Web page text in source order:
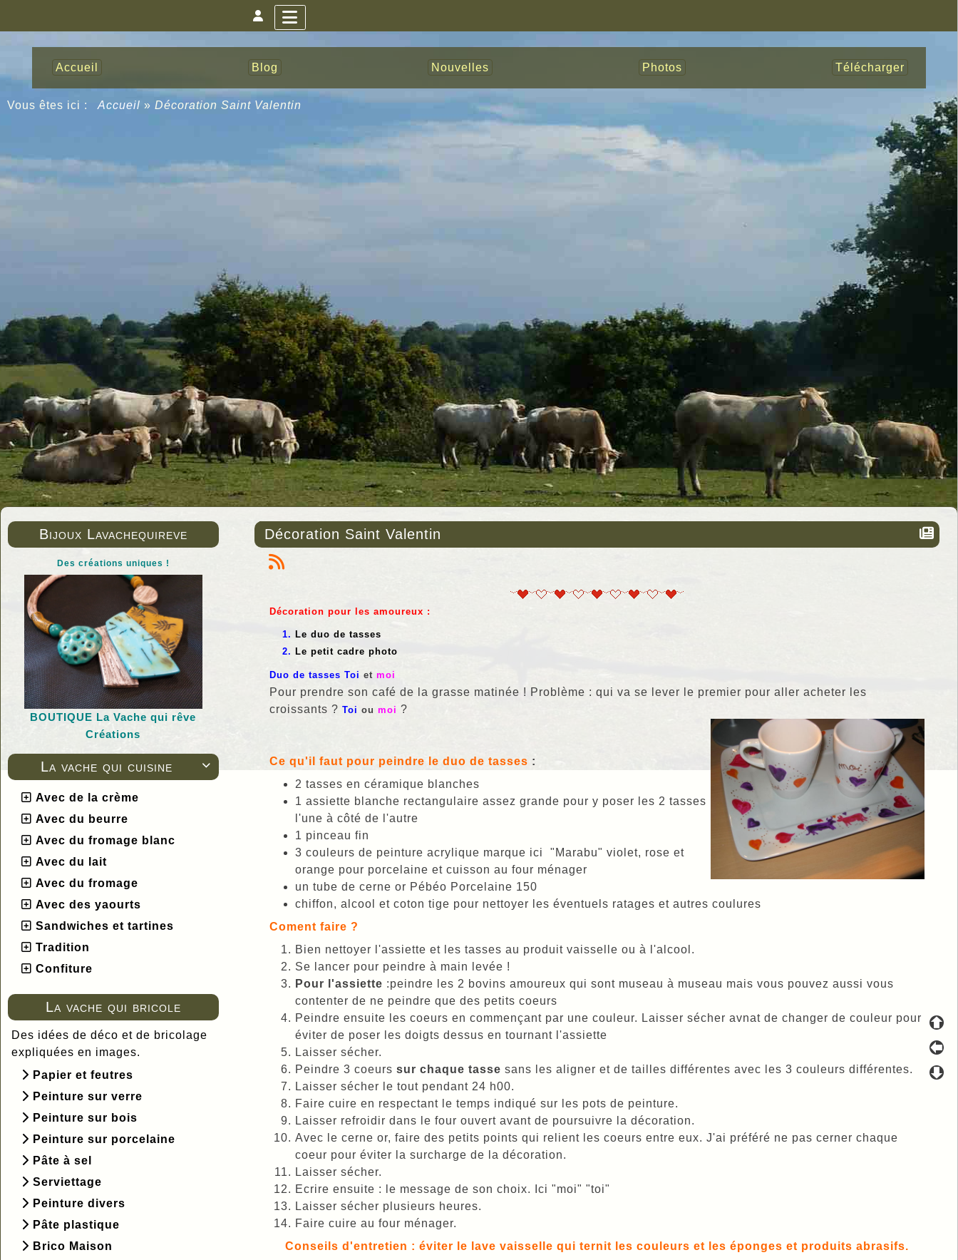
Accueil Blog Nouvelles Photos Télécharger
Vous êtes ici : Accueil » Décoration Saint Valentin
Bijoux Lavachequireve
Des créations uniques !
BOUTIQUE La Vache qui rêve
Créations

La vache qui cuisine
Avec de la crème
Avec du beurre
Avec du fromage blanc
Avec du lait
Avec du fromage
Avec des yaourts
Sandwiches et tartines
Tradition
Confiture
La vache qui bricole
Des idées de déco et de bricolage
expliquées en images.
Papier et feutres
Peinture sur verre
Peinture sur bois
Peinture sur porcelaine
Pâte à sel
Serviettage
Peinture divers
Pâte plastique
Brico Maison
Décoration Saint Valentin
Décoration pour les amoureux :
Le duo de tasses
Le petit cadre photo
Duo de tasses Toi et moi
Pour prendre son café de la grasse matinée ! Problème : qui va se lever le premier pour aller acheter les
croissants ? Toi ou moi ?
Ce qu'il faut pour peindre le duo de tasses :
2 tasses en céramique blanches
1 assiette blanche rectangulaire assez grande pour y poser les 2 tasses
l'une à côté de l'autre
1 pinceau fin
3 couleurs de peinture acrylique marque ici "Marabu" violet, rose et
orange pour porcelaine et cuisson au four ménager
un tube de cerne or Pébéo Porcelaine 150
chiffon, alcool et coton tige pour nettoyer les éventuels ratages et autres coulures
Coment faire ?
Bien nettoyer l'assiette et les tasses au produit vaisselle ou à l'alcool.
Se lancer pour peindre à main levée !
Pour l'assiette :peindre les 2 bovins amoureux qui sont museau à museau mais vous pouvez aussi vous
contenter de ne peindre que des petits coeurs
Peindre ensuite les coeurs en commençant par une couleur. Laisser sécher avnat de changer de couleur pour
éviter de poser les doigts dessus en tournant l'assiette
Laisser sécher.
Peindre 3 coeurs sur chaque tasse sans les aligner et de tailles différentes avec les 3 couleurs différentes.
Laisser sécher le tout pendant 24 h00.
Faire cuire en respectant le temps indiqué sur les pots de peinture.
Laisser refroidir dans le four ouvert avant de poursuivre la décoration.
Avec le cerne or, faire des petits points qui relient les coeurs entre eux. J'ai préféré ne pas cerner chaque
coeur pour éviter la surcharge de la décoration.
Laisser sécher.
Ecrire ensuite : le message de son choix. Ici "moi" "toi"
Laisser sécher plusieurs heures.
Faire cuire au four ménager.
Conseils d'entretien : éviter le lave vaisselle qui ternit les couleurs et les éponges et produits abrasifs.